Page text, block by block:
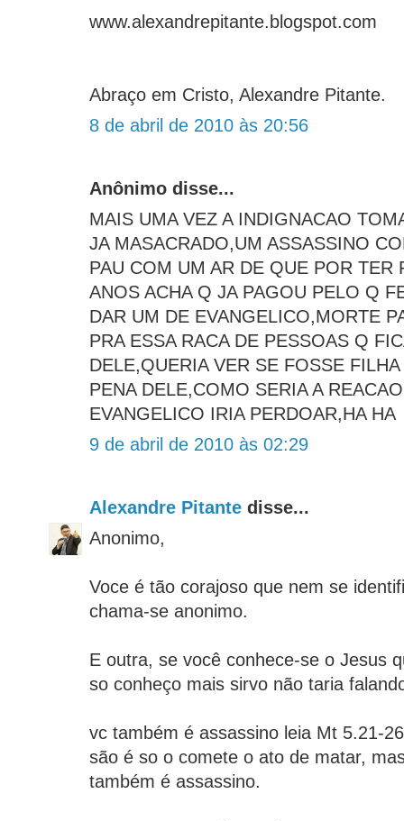
www.alexandrepitante.blogspot.com
Abraço em Cristo, Alexandre Pitante.
8 de abril de 2010 às 20:56
Anônimo disse...
MAIS UMA VEZ A INDIGNACAO
JA MASACRADO,UM ASSASSINO
PAU COM UM AR DE QUE POR TER
ANOS ACHA Q JA PAGOU PELO Q
DAR UM DE EVANGELICO,MORTE
PRA ESSA RACA DE PESSOAS Q
DELE,QUERIA VER SE FOSSE
PENA DELE,COMO SERIA A
EVANGELICO IRIA PERDOAR,HA HA
9 de abril de 2010 às 02:29
Alexandre Pitante disse...
Anonimo,
Voce é tão corajoso que nem se
chama-se anonimo.
E outra, se você conhece-se o Jesus
so conheço mais sirvo não taria
vc também é assassino leia Mt 5.21-
são é so o comete o ato de matar,
também é assassino.